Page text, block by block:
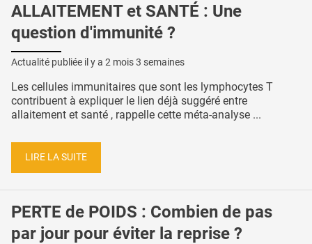
ALLAITEMENT et SANTÉ : Une
question d'immunité ?
Actualité publiée il y a 2 mois 3 semaines
Les cellules immunitaires que sont les lymphocytes T
contribuent à expliquer le lien déjà suggéré entre
allaitement et santé , rappelle cette méta-analyse ...
LIRE LA SUITE
PERTE de POIDS : Combien de pas
par jour pour éviter la reprise ?